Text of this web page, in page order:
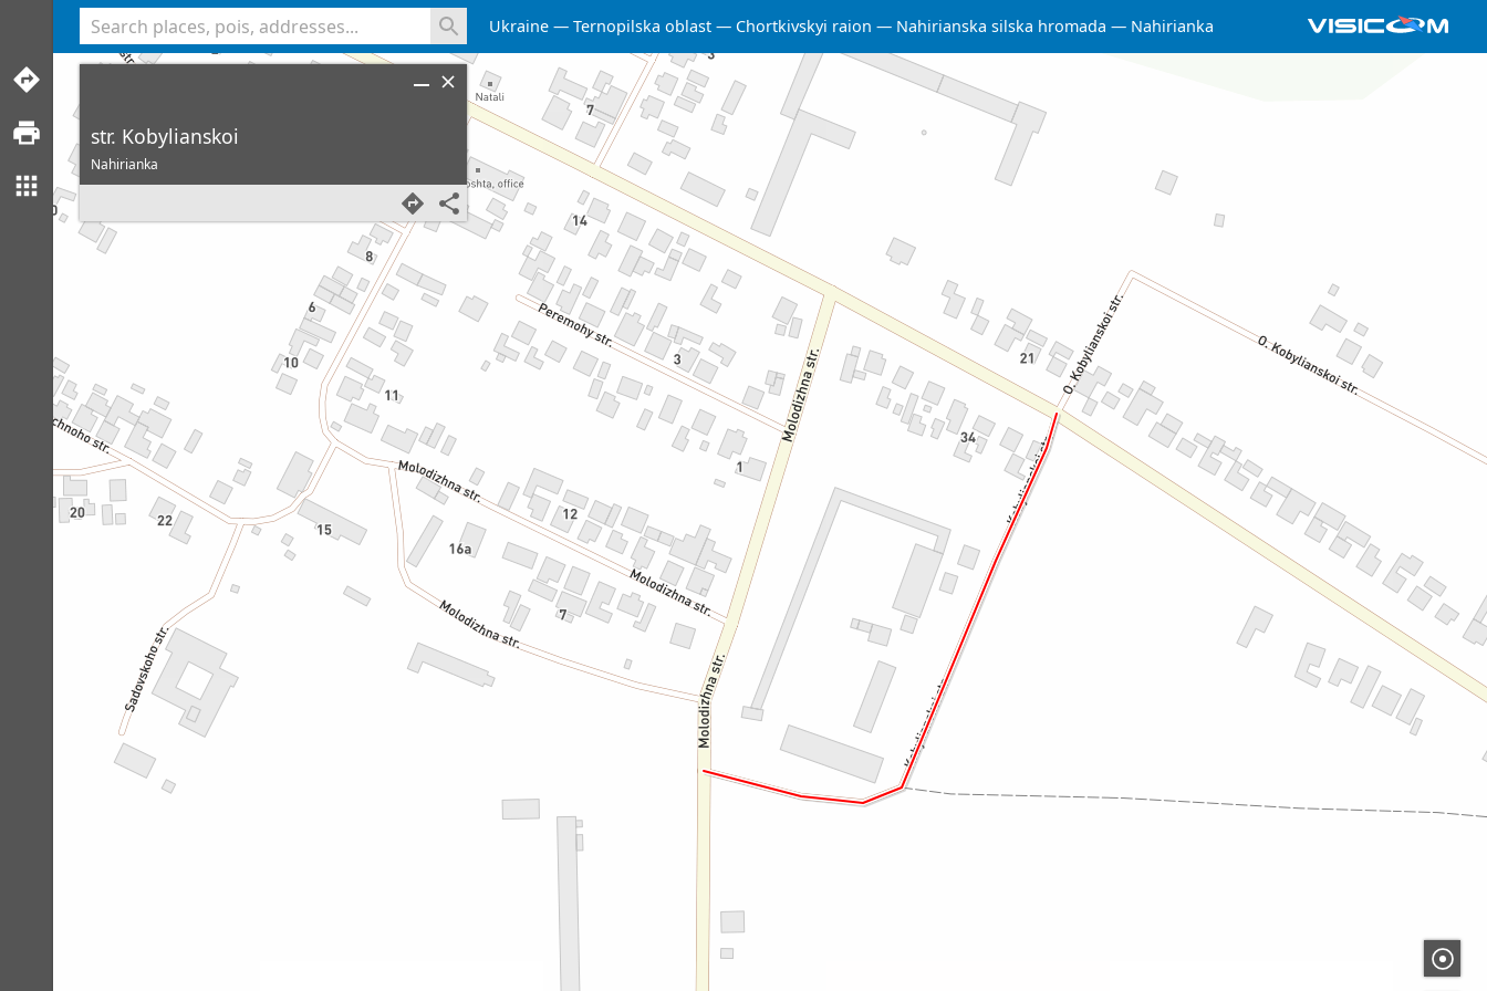
Ukraine Ternopilska oblast Chortkivskyi raion Nahirianska silska hromada Nahirianka
str. Kobylianskoi
Nahirianka
<% console.log(hcard) %>